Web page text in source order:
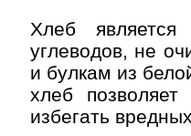
Хлеб
углеводов, не
и булкам из
хлеб
избегать